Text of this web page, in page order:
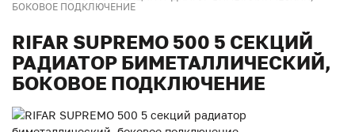
БОКОВОЕ ПОДКЛЮЧЕНИЕ
RIFAR SUPREMO 500 5 СЕКЦИЙ
РАДИАТОР БИМЕТАЛЛИЧЕСКИЙ,
БОКОВОЕ ПОДКЛЮЧЕНИЕ